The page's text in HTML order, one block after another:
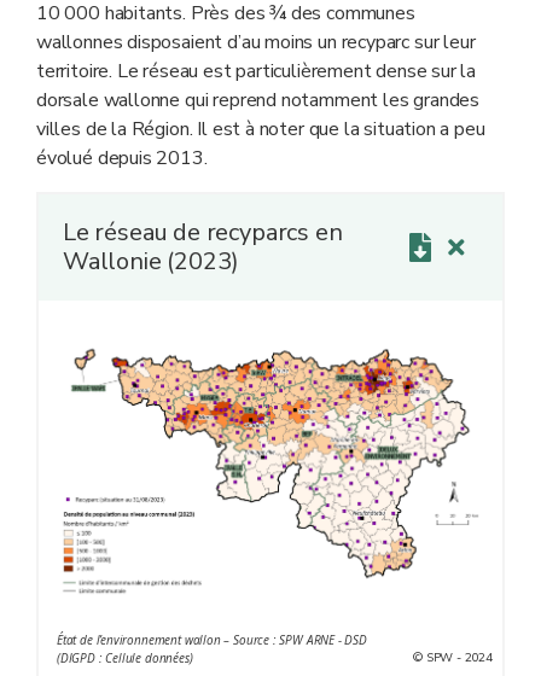
*** Une partie des déchets communaux similaires par
leur nature et leur composition aux déchets ménagers.
**** Collecte des déchets ménagers résiduels (DMR),
soit de la poubelle tout-venant (anciennement
dénommée ordures ménagères brutes). Le système de
tarification des déchets en Wallonie incite les ménages
10 000 habitants. Près des ¾ des communes
wallonnes disposaient d’au moins un recyparc sur leur
territoire. Le réseau est particulièrement dense sur la
dorsale wallonne qui reprend notamment les grandes
villes de la Région. Il est à noter que la situation a peu
évolué depuis 2013.
Le réseau de recyparcs en
Wallonie (2023)
État de l’environnement wallon – Source : SPW ARNE - DSD
(DIGPD : Cellule données)
© SPW - 2024